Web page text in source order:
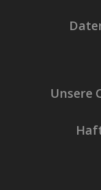
Unsere